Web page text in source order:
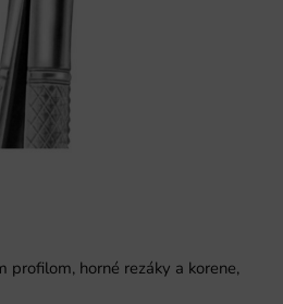
profilom, horné rezáky a korene,